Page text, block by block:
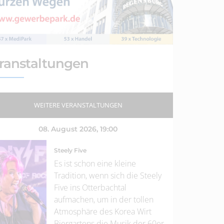
WEITERE VERANSTALTUNGEN
08. August 2026, 19:00
Steely Five
Es ist schon eine kleine
Tradition, wenn sich die Steely
Five ins Otterbachtal
aufmachen, um in der tollen
Atmosphäre des Korea Wirt